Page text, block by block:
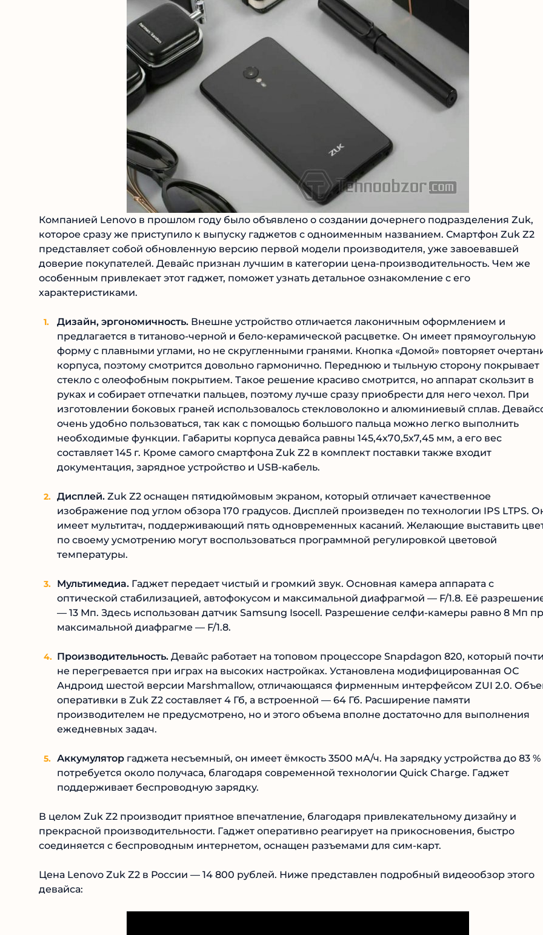
Компанией Lenovo в прошлом году было объявлено о создании дочернего подразделения Zuk,
которое сразу же приступило к выпуску гаджетов с одноименным названием. Смартфон Zuk Z2
представляет собой обновленную версию первой модели производителя, уже завоевавшей
доверие покупателей. Девайс признан лучшим в категории цена-производительность. Чем же
особенным привлекает этот гаджет, поможет узнать детальное ознакомление с его
характеристиками.
Дизайн, эргономичность. Внешне устройство отличается лаконичным оформлением и
предлагается в титаново-черной и бело-керамической расцветке. Он имеет прямоугольную
форму с плавными углами, но не скругленными гранями. Кнопка «Домой» повторяет
корпуса, поэтому смотрится довольно гармонично. Переднюю и тыльную сторону покрывает
стекло с олеофобным покрытием. Такое решение красиво смотрится, но аппарат скользит в
руках и собирает отпечатки пальцев, поэтому лучше сразу приобрести для него чехол. При
изготовлении боковых граней использовалось стекловолокно и алюминиевый сплав.
очень удобно пользоваться, так как с помощью большого пальца можно легко выполнить
необходимые функции. Габариты корпуса девайса равны 145,4х70,5х7,45 мм, а его вес
составляет 145 г. Кроме самого смартфона Zuk Z2 в комплект поставки также входит
документация, зарядное устройство и USB-кабель.
Дисплей. Zuk Z2 оснащен пятидюймовым экраном, который отличает качественное
изображение под углом обзора 170 градусов. Дисплей произведен по технологии IPS LTPS.
имеет мультитач, поддерживающий пять одновременных касаний. Желающие выставить
по своему усмотрению могут воспользоваться программной регулировкой цветовой
температуры.
Мультимедиа. Гаджет передает чистый и громкий звук. Основная камера аппарата с
оптической стабилизацией, автофокусом и максимальной диафрагмой — F/1.8. Её
— 13 Мп. Здесь использован датчик Samsung Isocell. Разрешение селфи-камеры равно 8 Мп
максимальной диафрагме — F/1.8.
Производительность. Девайс работает на топовом процессоре Snapdagon 820, который
не перегревается при играх на высоких настройках. Установлена модифицированная ОС
Андроид шестой версии Marshmallow, отличающаяся фирменным интерфейсом ZUI 2.0.
оперативки в Zuk Z2 составляет 4 Гб, а встроенной — 64 Гб. Расширение памяти
производителем не предусмотрено, но и этого объема вполне достаточно для выполнения
ежедневных задач.
Аккумулятор гаджета несъемный, он имеет ёмкость 3500 мА/ч. На зарядку устройства до 83 %
потребуется около получаса, благодаря современной технологии Quick Charge. Гаджет
поддерживает беспроводную зарядку.
В целом Zuk Z2 производит приятное впечатление, благодаря привлекательному дизайну и
прекрасной производительности. Гаджет оперативно реагирует на прикосновения, быстро
соединяется с беспроводным интернетом, оснащен разъемами для сим-карт.
Цена Lenovo Zuk Z2 в России — 14 800 рублей. Ниже представлен подробный видеообзор этого
девайса: